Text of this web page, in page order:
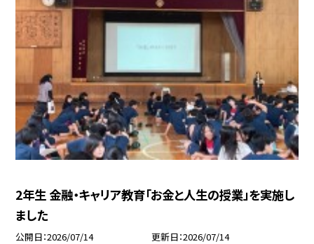
2年生 金融・キャリア教育「お金と人生の授業」を実施し
ました
公開日 2026/07/14 更新日 2026/07/14